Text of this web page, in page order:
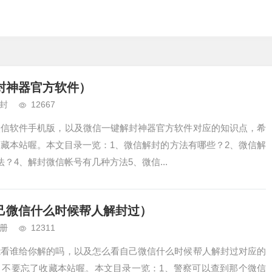
器官方软件）
12667
软件手机版，以及微信一键解封神器官方软件对应的知识点，希
本站喔。本文目录一览：1、微信解封的方法有哪些？2、微信解
4、解封微信帐号有几种方法5、微信...
信什么时候帮人解封过）
12311
谁给你解的吗，以及怎么看自己微信什么时候帮人解封过对应的
要忘了收藏本站喔。本文目录一览：1、警察可以查到那个微信